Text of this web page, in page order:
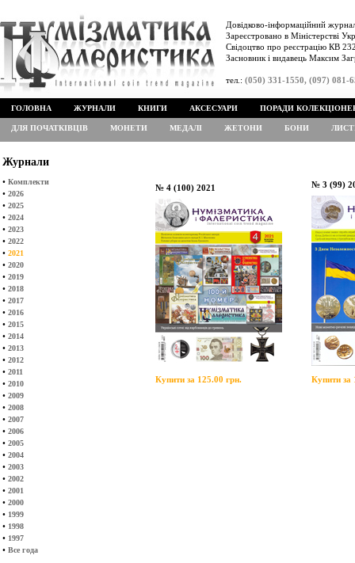
Довідково-інформаційний
Зареєстровано в Міністерстві
Свідоцтво про реєстрацію КВ
Засновник і видавець Максим
тел.: (050) 331-1550, (097) 081-
ГОЛОВНА ЖУРНАЛИ КНИГИ АКСЕСУАРИ ПОРАДИ
ДЛЯ ПОЧАТКІВЦІВ МОНЕТИ МЕДАЛІ ЖЕТОНИ БОНИ
Журнали
• Комплекти
• 2026
• 2025
• 2024
• 2023
• 2022
• 2021
• 2020
• 2019
• 2018
• 2017
• 2016
• 2015
• 2014
• 2013
• 2012
• 2011
• 2010
• 2009
• 2008
• 2007
• 2006
• 2005
• 2004
• 2003
• 2002
• 2001
• 2000
• 1999
• 1998
• 1997
• Все года
№ 4 (100) 2021
Купити за 125.00 грн.
№ 3 (99)
Купити за